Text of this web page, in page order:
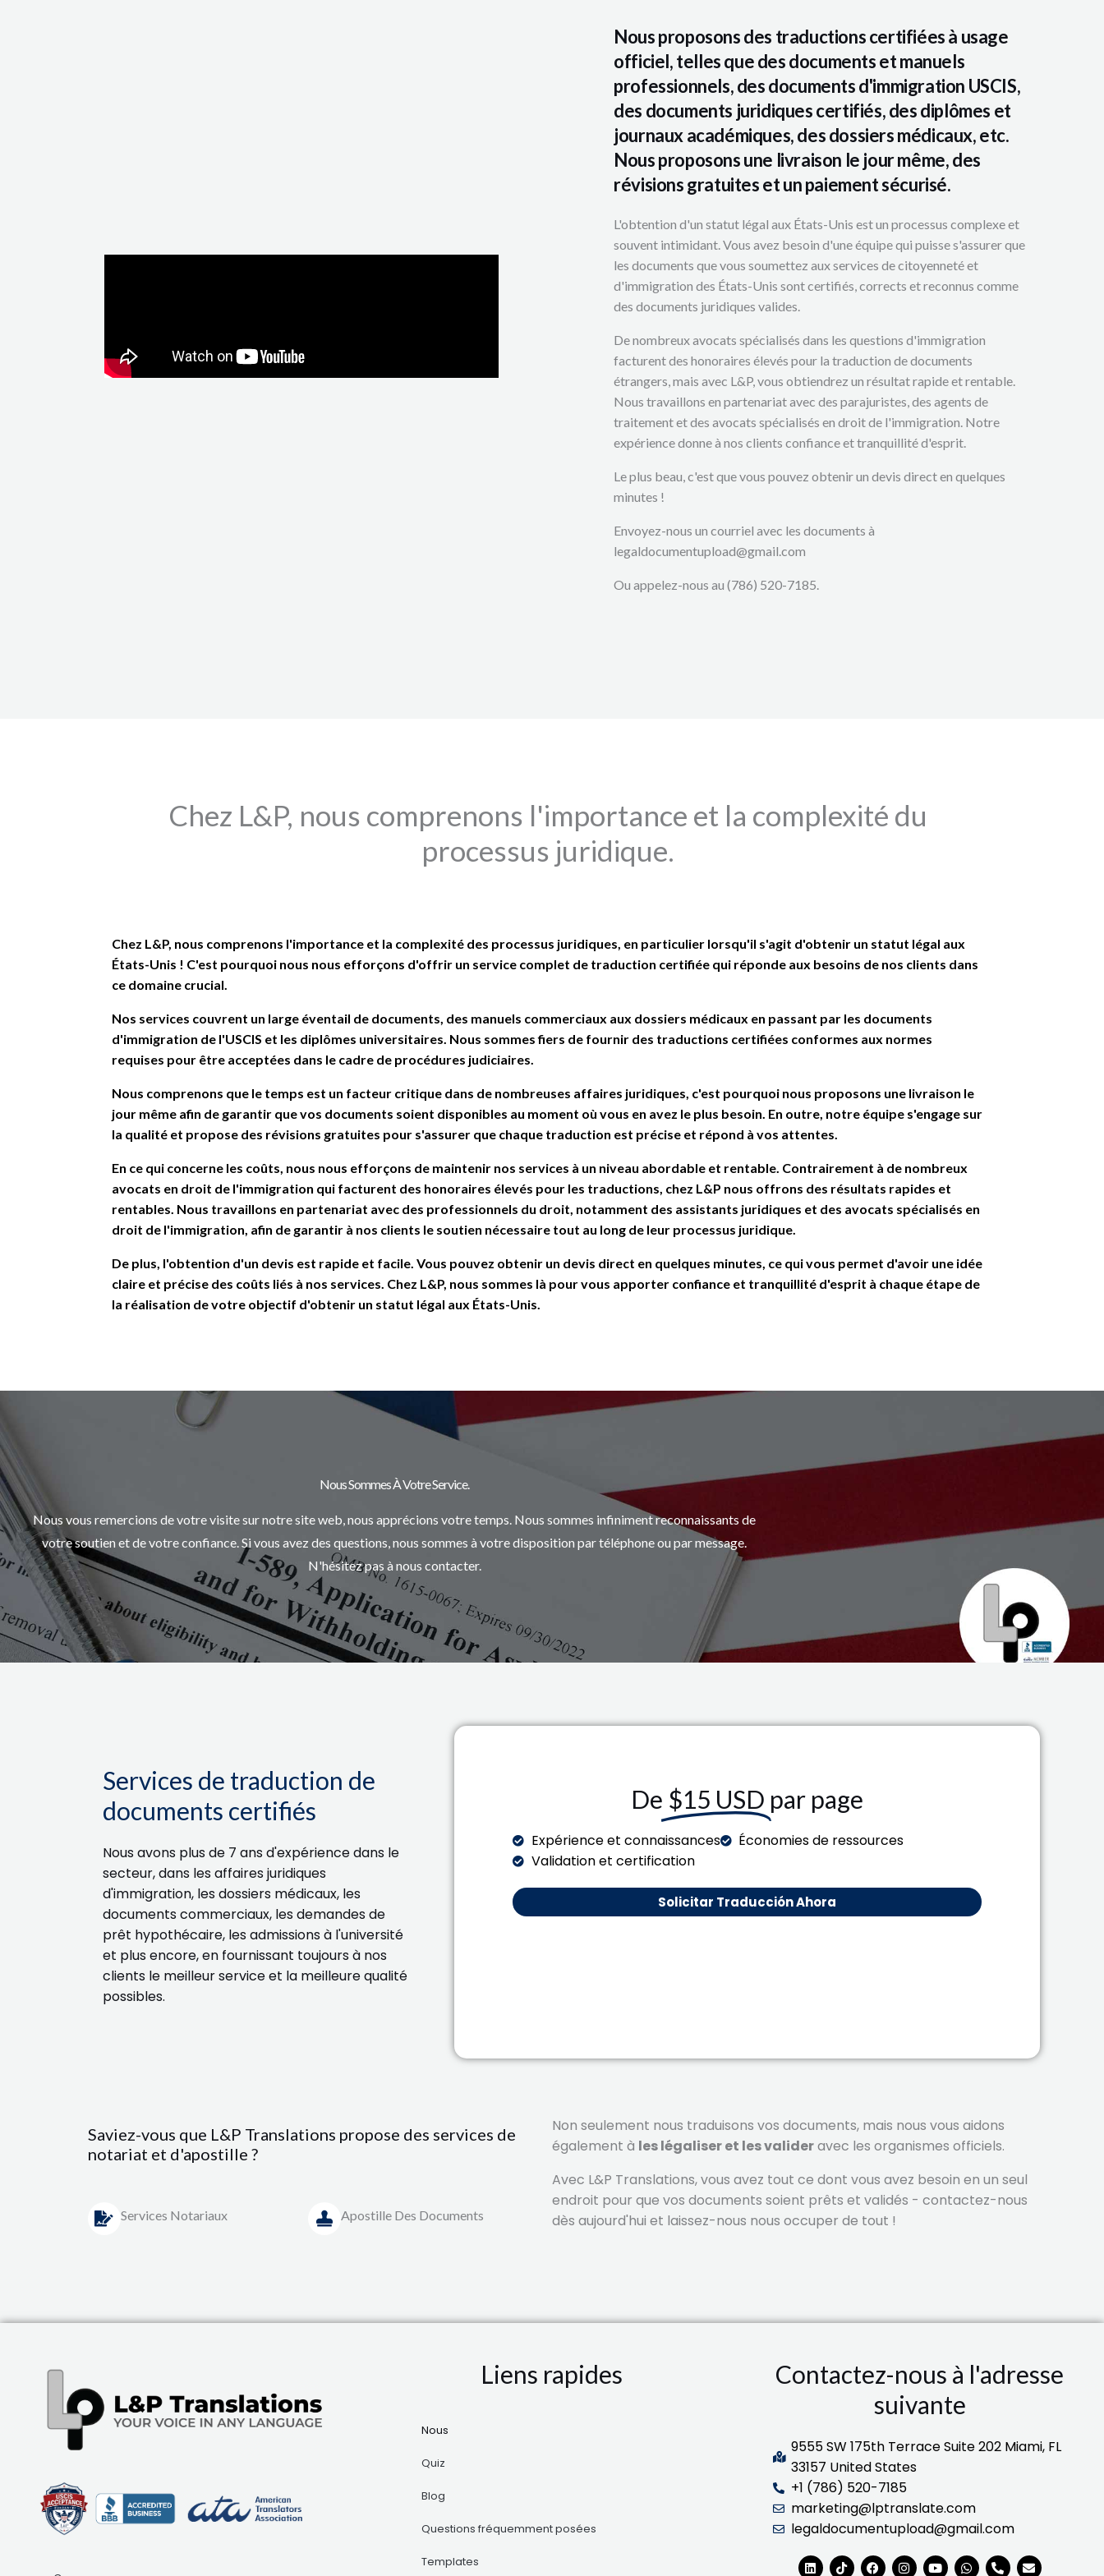
a
t
e
u
r
s
Nous proposons des traductions certifiées à usage
officiel, telles que des documents et manuels
professionnels, des documents d'immigration USCIS,
des documents juridiques certifiés, des diplômes et
journaux académiques, des dossiers médicaux, etc.
Nous proposons une livraison le jour même, des
révisions gratuites et un paiement sécurisé.
L'obtention d'un statut légal aux États-Unis est un processus complexe et
souvent intimidant. Vous avez besoin d'une équipe qui puisse s'assurer que
les documents que vous soumettez aux services de citoyenneté et
d'immigration des États-Unis sont certifiés, corrects et reconnus comme
des documents juridiques valides.
De nombreux avocats spécialisés dans les questions d'immigration
facturent des honoraires élevés pour la traduction de documents
étrangers, mais avec L&P, vous obtiendrez un résultat rapide et rentable.
Nous travaillons en partenariat avec des parajuristes, des agents de
traitement et des avocats spécialisés en droit de l'immigration. Notre
expérience donne à nos clients confiance et tranquillité d'esprit.
Le plus beau, c'est que vous pouvez obtenir un devis direct en quelques
minutes !
Envoyez-nous un courriel avec les documents à
legaldocumentupload@gmail.com
Ou appelez-nous au (786) 520-7185.
Chez L&P, nous comprenons l'importance et la complexité du
processus juridique.
Chez L&P, nous comprenons l'importance et la complexité des processus juridiques, en particulier lorsqu'il s'agit d'obtenir un statut légal aux
États-Unis ! C'est pourquoi nous nous efforçons d'offrir un service complet de traduction certifiée qui réponde aux besoins de nos clients dans
ce domaine crucial.
Nos services couvrent un large éventail de documents, des manuels commerciaux aux dossiers médicaux en passant par les documents
d'immigration de l'USCIS et les diplômes universitaires. Nous sommes fiers de fournir des traductions certifiées conformes aux normes
requises pour être acceptées dans le cadre de procédures judiciaires.
Nous comprenons que le temps est un facteur critique dans de nombreuses affaires juridiques, c'est pourquoi nous proposons une livraison le
jour même afin de garantir que vos documents soient disponibles au moment où vous en avez le plus besoin. En outre, notre équipe s'engage sur
la qualité et propose des révisions gratuites pour s'assurer que chaque traduction est précise et répond à vos attentes.
En ce qui concerne les coûts, nous nous efforçons de maintenir nos services à un niveau abordable et rentable. Contrairement à de nombreux
avocats en droit de l'immigration qui facturent des honoraires élevés pour les traductions, chez L&P nous offrons des résultats rapides et
rentables. Nous travaillons en partenariat avec des professionnels du droit, notamment des assistants juridiques et des avocats spécialisés en
droit de l'immigration, afin de garantir à nos clients le soutien nécessaire tout au long de leur processus juridique.
De plus, l'obtention d'un devis est rapide et facile. Vous pouvez obtenir un devis direct en quelques minutes, ce qui vous permet d'avoir une idée
claire et précise des coûts liés à nos services. Chez L&P, nous sommes là pour vous apporter confiance et tranquillité d'esprit à chaque étape de
la réalisation de votre objectif d'obtenir un statut légal aux États-Unis.
Nous Sommes À Votre Service.
Nous vous remercions de votre visite sur notre site web, nous apprécions votre temps. Nous sommes infiniment reconnaissants de
votre soutien et de votre confiance. Si vous avez des questions, nous sommes à votre disposition par téléphone ou par message.
N'hésitez pas à nous contacter.
Services de traduction de
documents certifiés
Nous avons plus de 7 ans d'expérience dans le
secteur, dans les affaires juridiques
d'immigration, les dossiers médicaux, les
documents commerciaux, les demandes de
prêt hypothécaire, les admissions à l'université
et plus encore, en fournissant toujours à nos
clients le meilleur service et la meilleure qualité
possibles.
De $15 USD par page
Expérience et connaissances
Économies de ressources
Validation et certification
Solicitar Traducción Ahora
Saviez-vous que L&P Translations propose des services de
notariat et d'apostille ?
Services Notariaux Apostille Des Documents
Non seulement nous traduisons vos documents, mais nous vous aidons
également à les légaliser et les valideravec les organismes officiels.
Avec L&P Translations, vous avez tout ce dont vous avez besoin en un seul
endroit pour que vos documents soient prêts et validés - contactez-nous
dès aujourd'hui et laissez-nous nous occuper de tout !
Liens rapides
Nous
Quiz
Blog
Questions fréquemment posées
Templates
Contactez-nous à l'adresse
suivante
9555 SW 175th Terrace Suite 202 Miami, FL
33157 United States
+1 (786) 520-7185
marketing@lptranslate.com
legaldocumentupload@gmail.com
L
T
F
I
Y
W
T
E